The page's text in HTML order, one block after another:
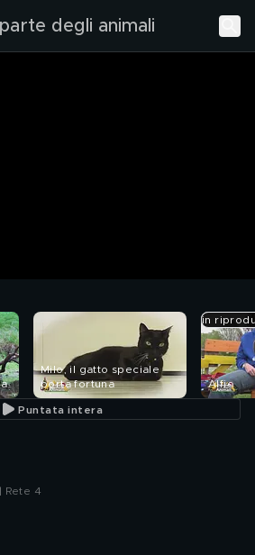
degli animali
Milo, il gatto speciale
porta fortuna
in
Alfio
Puntata intera
Rete 4